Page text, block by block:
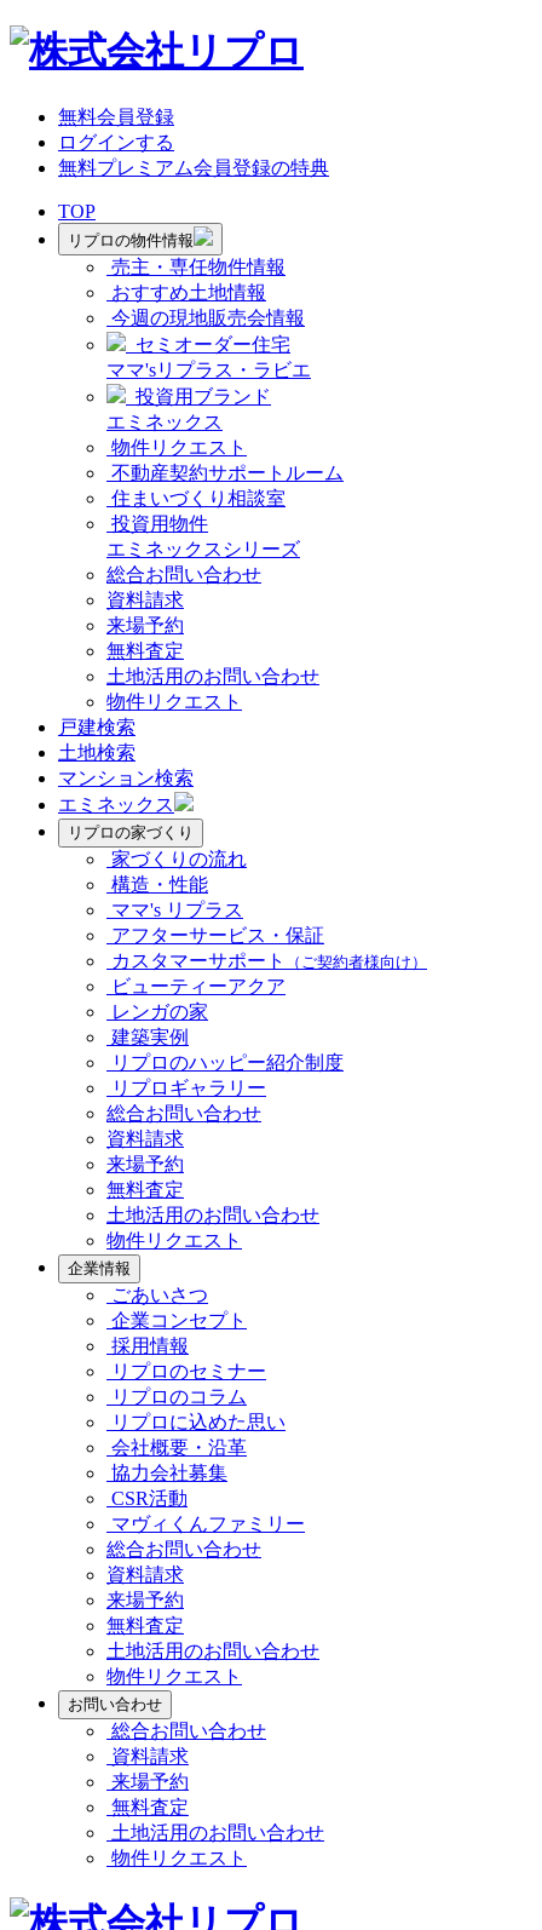
無料会員登録
ログインする
無料プレミアム会員登録の特典
TOP
リプロの物件情報
売主・専任物件情報
おすすめ土地情報
今週の現地販売会情報
セミオーダー住宅
ママ'sリプラス・ラビエ
投資用ブランド
エミネックス
物件リクエスト
不動産契約サポートルーム
住まいづくり相談室
投資用物件
エミネックスシリーズ
総合お問い合わせ
資料請求
来場予約
無料査定
土地活用のお問い合わせ
物件リクエスト
戸建検索
土地検索
マンション検索
エミネックス
リプロの家づくり
家づくりの流れ
構造・性能
ママ's リプラス
アフターサービス・保証
カスタマーサポート
（ご契約者様向け）
ビューティーアクア
レンガの家
建築実例
リプロのハッピー紹介制度
リプロギャラリー
総合お問い合わせ
資料請求
来場予約
無料査定
土地活用のお問い合わせ
物件リクエスト
企業情報
ごあいさつ
企業コンセプト
採用情報
リプロのセミナー
リプロのコラム
リプロに込めた思い
会社概要・沿革
協力会社募集
CSR活動
マヴィくんファミリー
総合お問い合わせ
資料請求
来場予約
無料査定
土地活用のお問い合わせ
物件リクエスト
お問い合わせ
総合お問い合わせ
資料請求
来場予約
無料査定
土地活用のお問い合わせ
物件リクエスト